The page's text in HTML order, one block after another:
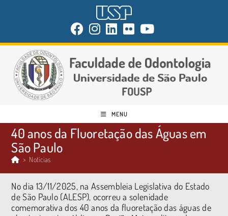
MENU
40 anos da Fluoretação das Águas em
São Paulo
> Notícias
No dia 13/11/2025, na Assembleia Legislativa do Estado
de São Paulo (ALESP), ocorreu a solenidade
comemorativa dos 40 anos da fluoretação das águas de